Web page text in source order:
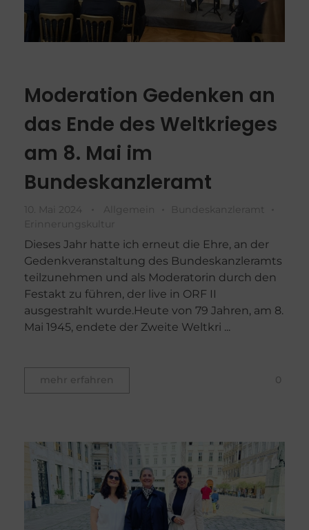
Moderation Gedenken an
das Ende des Weltkrieges
am 8. Mai im
Bundeskanzleramt
10. Mai 2024 Allgemein
Bundeskanzleramt
Erinnerungskultur
Dieses Jahr hatte ich erneut die Ehre, an der
Gedenkveranstaltung des Bundeskanzleramts
teilzunehmen und als Moderatorin durch den
Festakt zu führen, der live in ORF II
ausgestrahlt wurde.Heute von 79 Jahren, am 8.
Mai 1945, endete der Zweite Weltkri ...
mehr erfahren 0